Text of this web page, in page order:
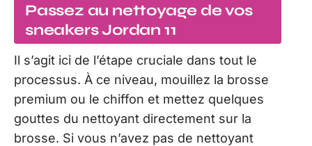
Passez au nettoyage de vos
sneakers Jordan 11
Il s’agit ici de l’étape cruciale dans tout le
processus. À ce niveau, mouillez la brosse
premium ou le chiffon et mettez quelques
gouttes du nettoyant directement sur la
brosse. Si vous n’avez pas de nettoyant